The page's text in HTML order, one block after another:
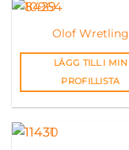
Olof Wretling
LÄGG TILL I MIN
PROFILLISTA